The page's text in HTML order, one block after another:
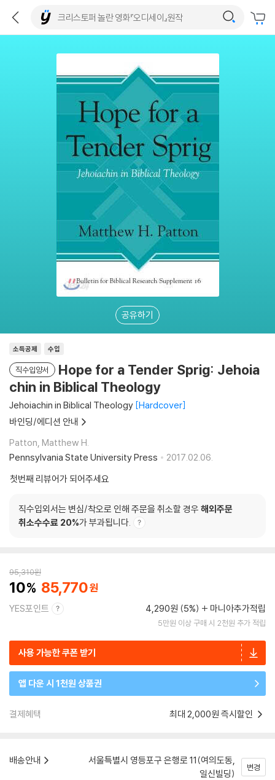
공유하기
소득공제 수입
직수입양서
Hope for a Tender Sprig: Jehoia
chin in Biblical Theology
Jehoiachin in Biblical Theology Hardcover
바인딩/에디션 안내
Patton, Matthew H.
Pennsylvania State University Press
2017.02.06.
첫번째 리뷰어가 되어주세요
직수입외서는 변심/착오로 인해 주문을 취소할 경우 해외주문
취소수수료 20%가 부과됩니다.
95,310원
10 85,770
YES포인트 4,290원 (5%) 마니아추가적립
5만원 이상 구매 시 2천원 추가 적립
사용 가능한 쿠폰 받기
앱 다운 시 1천원 상품권
결제혜택 최대 2,000원 즉시할인
배송안내
서울특별시 영등포구 은행로 11(여의도동,
일신빌딩)
변경